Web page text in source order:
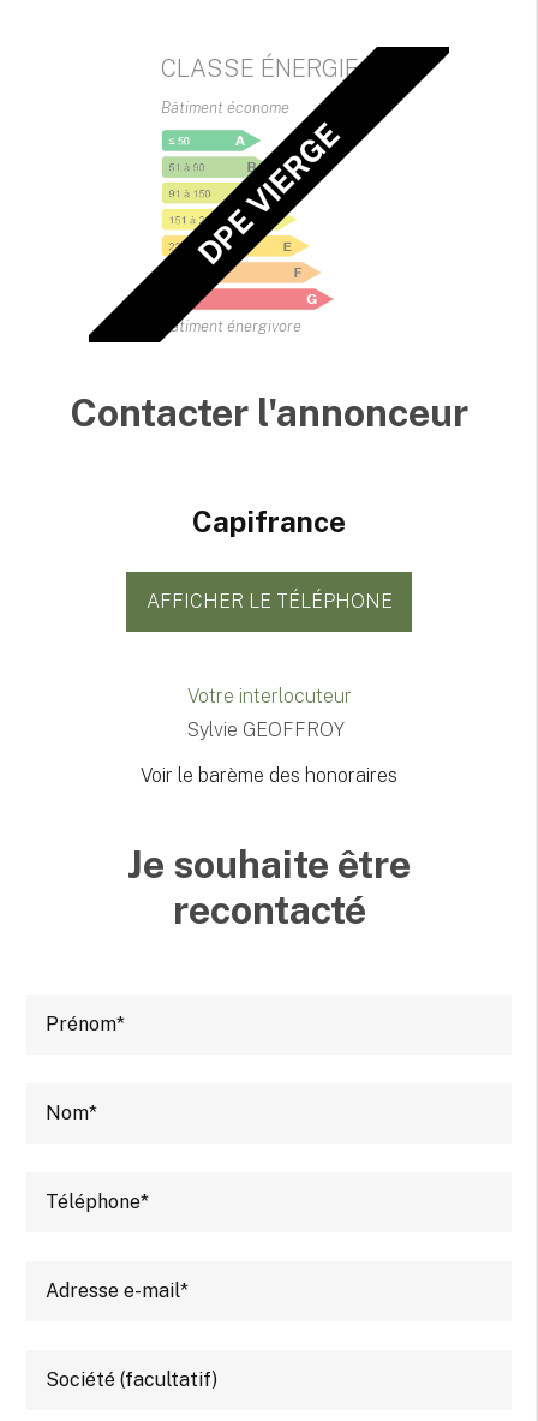
CLASSE ÉNERGIE
Bâtiment économe
Bâtiment énergivore
DPE VIERGE
Contacter l'annonceur
Capifrance
AFFICHER LE TÉLÉPHONE
Votre interlocuteur
Sylvie GEOFFROY
Voir le barème des honoraires
Je souhaite être
recontacté